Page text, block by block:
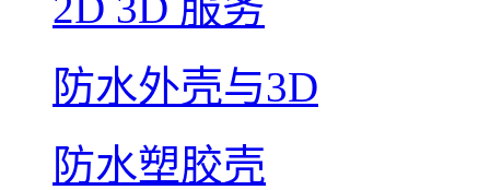
防水外壳与3D
防水塑胶壳